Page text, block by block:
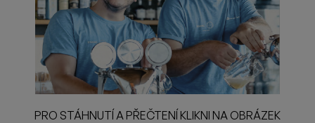
PRO STÁHNUTÍ A PŘEČTENÍ KLIKNI NA OBRÁZEK